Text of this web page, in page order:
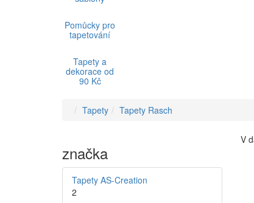
Pomůcky pro
tapetování
Tapety a
dekorace od
90 Kč
Tapety Tapety Rasch
značka
Tapety AS-Creation
2
V